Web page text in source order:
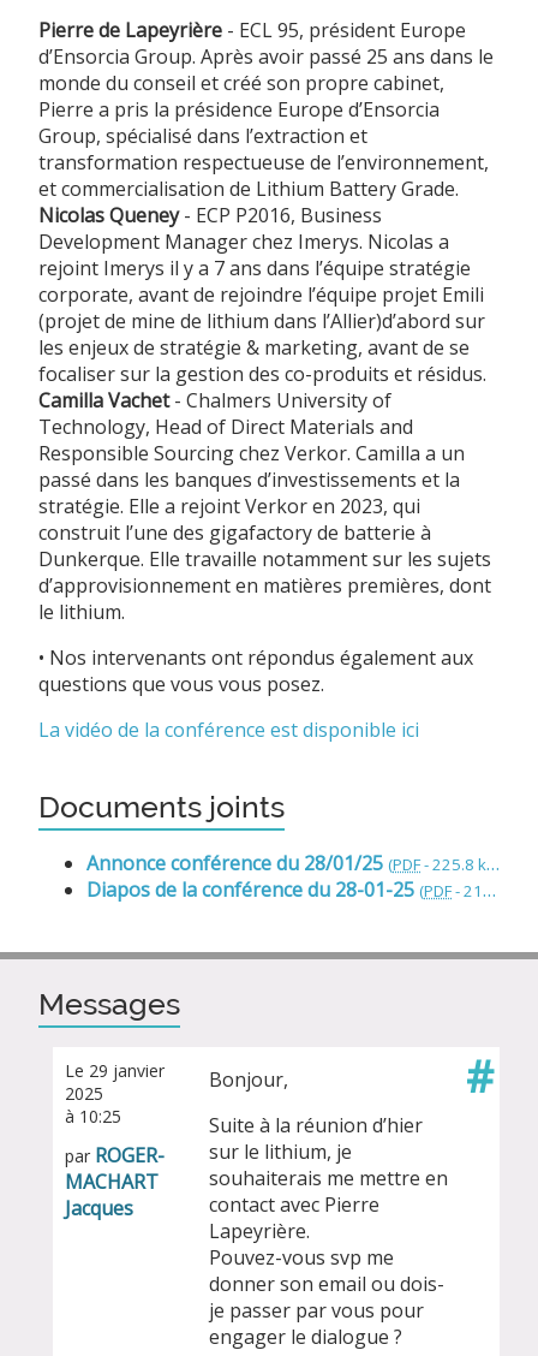
Pierre de Lapeyrière - ECL 95, président Europe
d’Ensorcia Group. Après avoir passé 25 ans dans le
monde du conseil et créé son propre cabinet,
Pierre a pris la présidence Europe d’Ensorcia
Group, spécialisé dans l’extraction et
transformation respectueuse de l’environnement,
et commercialisation de Lithium Battery Grade.
Nicolas Queney- ECP P2016, Business
Development Manager chez Imerys. Nicolas a
rejoint Imerys il y a 7 ans dans l’équipe stratégie
corporate, avant de rejoindre l’équipe projet Emili
(projet de mine de lithium dans l’Allier)d’abord sur
les enjeux de stratégie & marketing, avant de se
focaliser sur la gestion des co-produits et résidus.
Camilla Vachet- Chalmers University of
Technology, Head of Direct Materials and
Responsible Sourcing chez Verkor. Camilla a un
passé dans les banques d’investissements et la
stratégie. Elle a rejoint Verkor en 2023, qui
construit l’une des gigafactory de batterie à
Dunkerque. Elle travaille notamment sur les sujets
d’approvisionnement en matières premières, dont
le lithium.
• Nos intervenants ont répondus également aux
questions que vous vous posez.
La vidéo de la conférence est disponible ici
Documents joints
Annonce conférence du 28/01/25 (PDF-225.8 kio
Diapos de la conférence du 28-01-25 (PDF-212.5 kio
Messages
Le 29 janvier
2025
à 10:25
par ROGER-
MACHART
Jacques
Bonjour,
Suite à la réunion d’hier
sur le lithium, je
souhaiterais me mettre en
contact avec Pierre
Lapeyrière.
Pouvez-vous svp me
donner son email ou dois-
je passer par vous pour
engager le dialogue ?
#